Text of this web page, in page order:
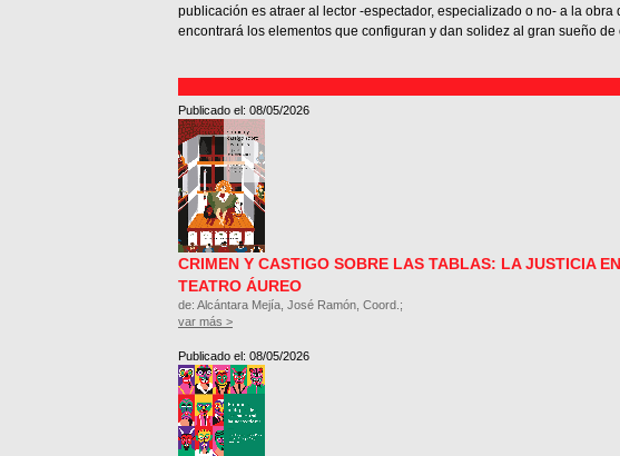
publicación es atraer al lector -espectador, especializado o no- a la obra
encontrará los elementos que configuran y dan solidez al gran sueño
Publicado el: 08/05/2026
CRIMEN Y CASTIGO SOBRE LAS TABLAS: LA JUSTICIA
TEATRO ÁUREO
de: Alcántara Mejía, José Ramón, Coord.;
var más >
Publicado el: 08/05/2026